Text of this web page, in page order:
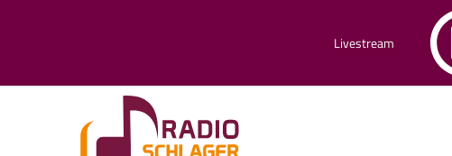
Livestream